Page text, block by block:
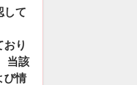
して
り
当該
び情